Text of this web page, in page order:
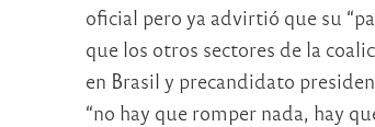
oficial pero ya advirtió que su
que los otros sectores de la
en Brasil y precandidato
“no hay que romper nada, hay